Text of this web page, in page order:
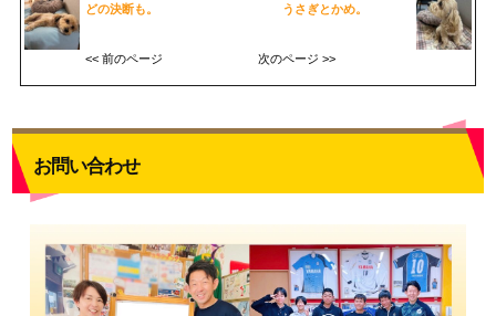
どの決断も。
<< 前のページ
うさぎとかめ。
次のページ >>
お問い合わせ